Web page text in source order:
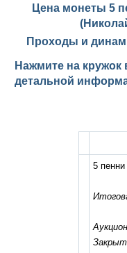
Цена монеты 5
Проходы и
Нажмите на кружок
детальной
5